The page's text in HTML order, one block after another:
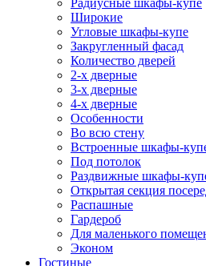
Радиусные шкафы-купе
Широкие
Угловые шкафы-купе
Закругленный фасад
Количество дверей
2-х дверные
3-х дверные
4-х дверные
Особенности
Во всю стену
Встроенные шкафы-
Под потолок
Раздвижные шкафы-
Открытая секция
Распашные
Гардероб
Для маленького
Эконом
Гостиные